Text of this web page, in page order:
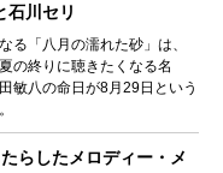
石川セリ
る「八月の濡れた砂」は、
の終りに聴きたくなる名
敏八の命日が8月29日という
らしたメロディー・メ